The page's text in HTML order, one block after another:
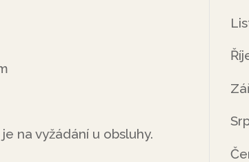
na vyžádání u obsluhy.